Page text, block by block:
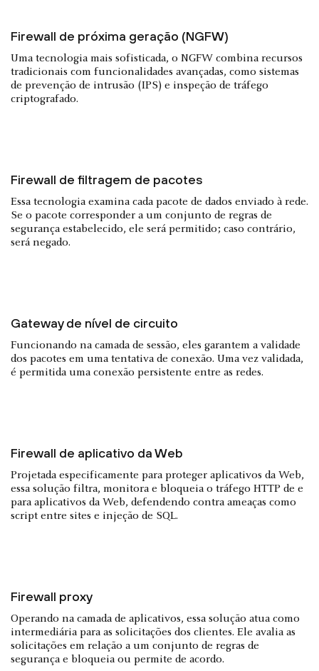
Firewall de próxima geração (NGFW)
Uma tecnologia mais sofisticada, o NGFW combina recursos
tradicionais com funcionalidades avançadas, como sistemas
de prevenção de intrusão (IPS) e inspeção de tráfego
criptografado.
Firewall de filtragem de pacotes
Essa tecnologia examina cada pacote de dados enviado à rede.
Se o pacote corresponder a um conjunto de regras de
segurança estabelecido, ele será permitido; caso contrário,
será negado.
Gateway de nível de circuito
Funcionando na camada de sessão, eles garantem a validade
dos pacotes em uma tentativa de conexão. Uma vez validada,
é permitida uma conexão persistente entre as redes.
Firewall de aplicativo da Web
Projetada especificamente para proteger aplicativos da Web,
essa solução filtra, monitora e bloqueia o tráfego HTTP de e
para aplicativos da Web, defendendo contra ameaças como
script entre sites e injeção de SQL.
Firewall proxy
Operando na camada de aplicativos, essa solução atua como
intermediária para as solicitações dos clientes. Ele avalia as
solicitações em relação a um conjunto de regras de
segurança e bloqueia ou permite de acordo.